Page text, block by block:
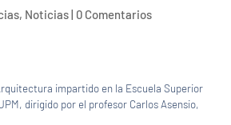
, Noticias| 0 Comentarios
impartido en la Escuela Superior
dirigido por el profesor Carlos Asensio,